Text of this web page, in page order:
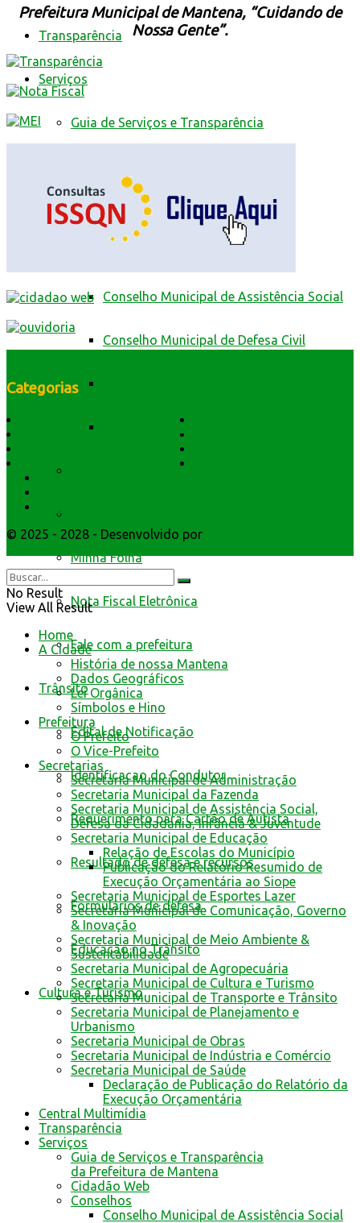
Transparência
Serviços
Guia de Serviços e Transparência
Cidadão Web
Conselho Municipal de Assistência Social
Conselho Municipal de Defesa Civil
Conselho Municipal de Saúde
Minha Folha
Nota Fiscal Eletrônica
Fale com a prefeitura
Trânsito
Edital de Notificação
Identificacao do Condutor
Requerimento para Cartão de Autista
Resultado de defesa e recursos
Formulários de defesa
Educação no Trânsito
Cultura e Turismo
Prefeitura Municipal de Mantena, “Cuidando de
Nossa Gente”.
Categorias
Dados Geográficos
Secretarios
© 2025 - 2028 - Desenvolvido por
No Result
View All Result
Home
A Cidade
História de nossa Mantena
Dados Geográficos
Lei Orgânica
Símbolos e Hino
Prefeitura
O Prefeito
O Vice-Prefeito
Secretarias
Secretaria Municipal de Administração
Secretaria Municipal da Fazenda
Secretaria Municipal de Assistência Social,
Defesa da Cidadania, Infância & Juventude
Secretaria Municipal de Educação
Relação de Escolas do Município
Publicação do Relatório Resumido de
Execução Orçamentária ao Siope
Secretaria Municipal de Esportes Lazer
Secretaria Municipal de Comunicação, Governo
& Inovação
Secretaria Municipal de Meio Ambiente &
Sustentabilidade
Secretaria Municipal de Agropecuária
Secretaria Municipal de Cultura e Turismo
Secretaria Municipal de Transporte e Trânsito
Secretaria Municipal de Planejamento e
Urbanismo
Secretaria Municipal de Obras
Secretaria Municipal de Indústria e Comércio
Secretaria Municipal de Saúde
Declaração de Publicação do Relatório da
Execução Orçamentária
Central Multimídia
Transparência
Serviços
Guia de Serviços e Transparência
da Prefeitura de Mantena
Cidadão Web
Conselhos
Conselho Municipal de Assistência Social